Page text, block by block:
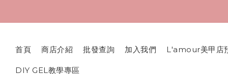
首頁 商店介紹 批發查詢 加入我們 L'amour美甲店
DIY GEL教學專區